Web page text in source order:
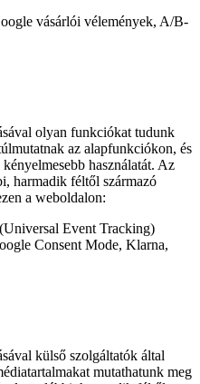
vásárlói vélemények, A/B-
olyan funkciókat tudunk
az alapfunkciókon, és
használatát. Az
harmadik féltől származó
a weboldalon:
Event Tracking)
Consent Mode, Klarna,
külső szolgáltatók által
mutathatunk meg